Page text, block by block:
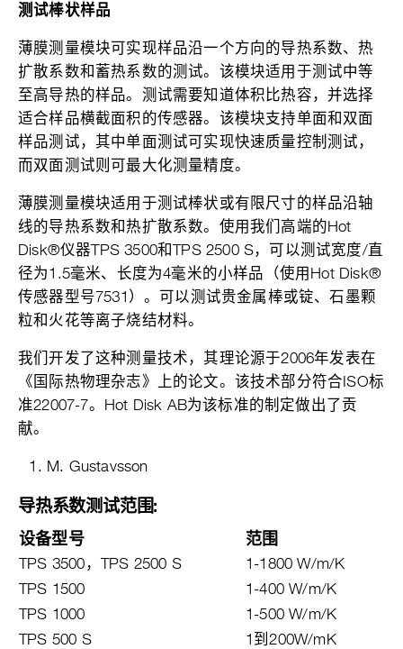
测试棒状样品
薄膜测量模块可实现样品沿一个方向的导热系数、热
扩散系数和蓄热系数的测试。该模块适用于测试中等
至高导热的样品。测试需要知道体积比热容，并选择
适合样品横截面积的传感器。该模块支持单面和双面
样品测试，其中单面测试可实现快速质量控制测试，
而双面测试则可最大化测量精度。
薄膜测量模块适用于测试棒状或有限尺寸的样品沿轴
线的导热系数和热扩散系数。使用我们高端的Hot
Disk®仪器TPS 3500和TPS 2500 S，可以测试宽度/直
径为1.5毫米、长度为4毫米的小样品（使用Hot Disk®
传感器型号7531）。可以测试贵金属棒或锭、石墨颗
粒和火花等离子烧结材料。
我们开发了这种测量技术，其理论源于2006年发表在
《国际热物理杂志》上的论文。该技术部分符合ISO标
准22007-7。Hot Disk AB为该标准的制定做出了贡
献。
M. Gustavsson
导热系数测试范围:
设备型号 范围
TPS 3500，TPS 2500 S
1-1800 W/m/K
TPS 1500
1-400 W/m/K
TPS 1000
1-500 W/m/K
TPS 500 S
1到200W/mK